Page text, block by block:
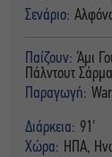
Σενάριο:
Παίζουν: Άμι
Πάλντουτ
Παραγωγή:
Διάρκεια: 91'
Χώρα: ΗΠΑ,